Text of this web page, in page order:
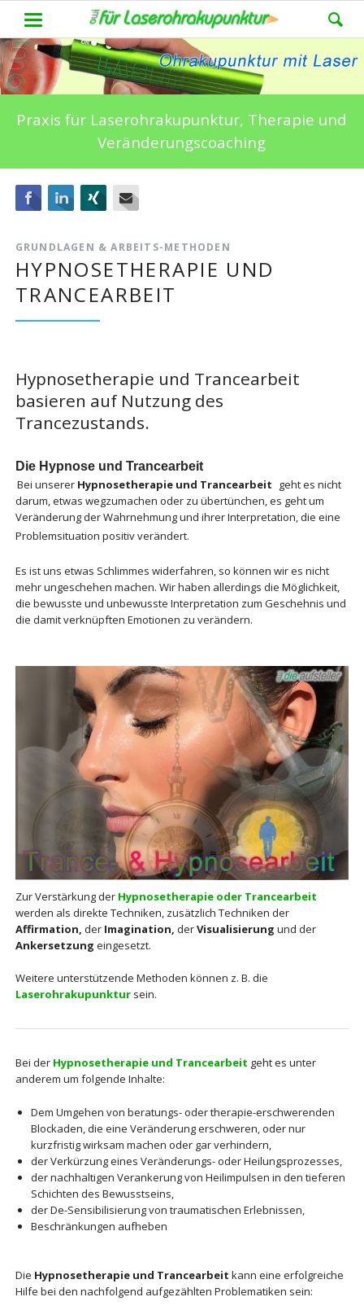
Praxis für Laserohrakupunktur, Therapie und
Veränderungscoaching
FacebookLinkedIn Xing
GRUNDLAGEN & ARBEITS-METHODEN
HYPNOSETHERAPIE UND
TRANCEARBEIT
Hypnosetherapie und Trancearbeit
basieren auf Nutzung des
Trancezustands.
Die Hypnose und Trancearbeit
Bei unserer Hypnosetherapie und Trancearbeit geht es nicht
darum, etwas wegzumachen oder zu übertünchen, es geht um
Veränderung der Wahrnehmung und ihrer Interpretation, die eine
Problemsituation positiv verändert.
Es ist uns etwas Schlimmes widerfahren, so können wir es nicht
mehr ungeschehen machen. Wir haben allerdings die Möglichkeit,
die bewusste und unbewusste Interpretation zum Geschehnis und
die damit verknüpften Emotionen zu verändern.
Zur Verstärkung der Hypnosetherapie oder Trancearbeit
werden als direkte Techniken, zusätzlich Techniken der
Affirmation, der Imagination, derVisualisierung und der
Ankersetzung eingesetzt.
Weitere unterstützende Methoden können z. B. die
Laserohrakupunktursein.
Bei der Hypnosetherapie und Trancearbeit geht es unter
anderem um folgende Inhalte:
Dem Umgehen von beratungs- oder therapie-erschwerenden
Blockaden, die eine Veränderung erschweren, oder nur
kurzfristig wirksam machen oder gar verhindern,
der Verkürzung eines Veränderungs- oder Heilungsprozesses,
der nachhaltigen Verankerung von Heilimpulsen in den tieferen
Schichten des Bewusstseins,
der De-Sensibilisierung von traumatischen Erlebnissen,
Beschränkungen aufheben
Die Hypnosetherapie und Trancearbeit kann eine erfolgreiche
Hilfe bei den nachfolgend aufgezählten Problematiken sein: